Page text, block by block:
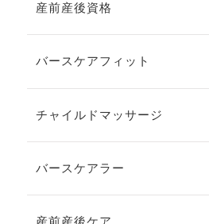
産前産後資格
バースケアフィット
チャイルドマッサージ
バースケアラー
産前産後ケア